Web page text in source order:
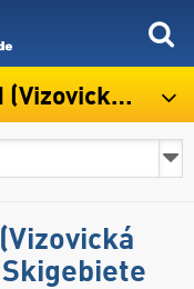
vrchovina)